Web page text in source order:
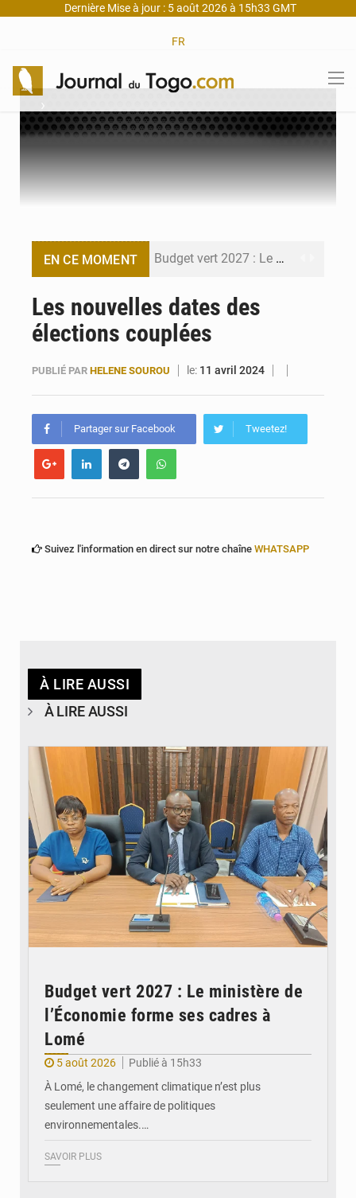
Dernière Mise à jour : 5 août 2026 à 15h33 GMT
FR
›
EN CE MOMENT Budget vert 2027 : Le ministère de l’Économie forme ses cadres à Lomé
Togo : 300 000 tonnes visées pour la filière soja bio
Victoire Dogbé prône l’engagement politique des femmes à Kigali
Les nouvelles dates des
élections couplées
PUBLIÉ PAR HELENE SOUROU le: 11 avril 2024
Partager sur Facebook Tweetez!
Suivez l'information en direct sur notre chaîne WHATSAPP
À LIRE AUSSI
À LIRE AUSSI
Budget vert 2027 : Le ministère de
l’Économie forme ses cadres à
Lomé
5 août 2026
Publié à 15h33
À Lomé, le changement climatique n’est plus
seulement une affaire de politiques
environnementales.…
SAVOIR PLUS